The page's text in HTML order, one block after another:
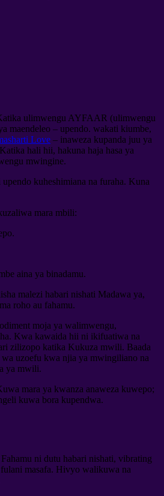
ulimwengu AYFAAR (ulimwengu
maendeleo – upendo. wakati kiumbe,
Love – inaweza kupanda juu ya
hali hii, hakuna haja hasa ya
mwingine.
kuheshimiana na furaha. Kuna
mara mbili:
aina ya binadamu.
malezi habari nishati Madawa ya,
roho au fahamu.
moja ya walimwengu,
Kwa kawaida hii ni ikifuatiwa na
zilizopo katika Kukuza mwili. Baada
uzoefu kwa njia ya mwingiliano na
ya mwili.
mara ya kwanza anaweza kuwepo;
kuwa bora kupendwa.
ni dutu habari nishati, vibrating
masafa. Hivyo walikuwa na